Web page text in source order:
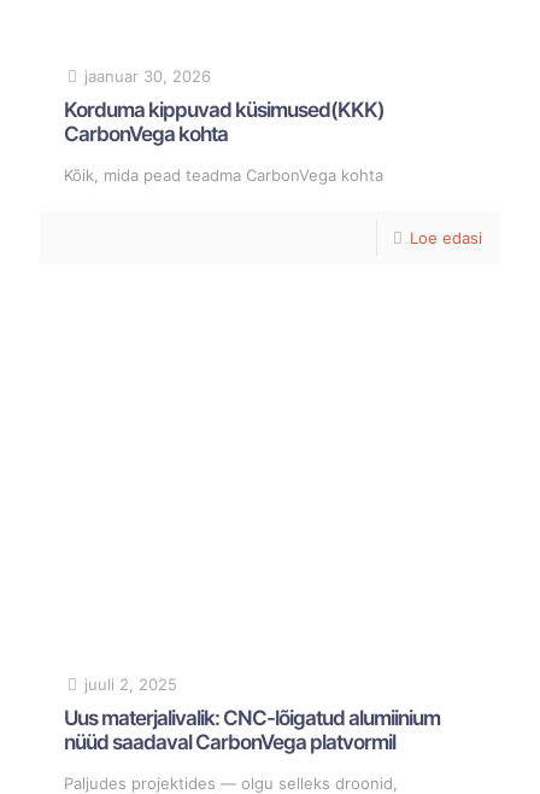
jaanuar 30, 2026
Korduma kippuvad küsimused(KKK)
CarbonVega kohta
Kõik, mida pead teadma CarbonVega kohta
Loe edasi
juuli 2, 2025
Uus materjalivalik: CNC-lõigatud alumiinium
nüüd saadaval CarbonVega platvormil
Paljudes projektides — olgu selleks droonid,